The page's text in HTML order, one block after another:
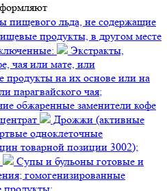
пищевого льда, не содержащие
продукты, в другом месте
Экстракты,
чая или мате, или
продукты на их основе или на
парагвайского чая;
обжаренные заменители кофе
Дрожжи (активные
одноклеточные
товарной позиции 3002);
Супы и бульоны готовые и
гомогенизированные